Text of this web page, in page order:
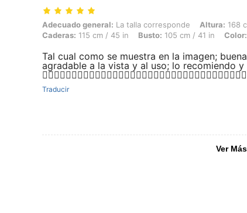
Adecuado general: La talla corresponde, Altura: 168 cm / 66
Adecuado general: La talla corresponde Altura: 168
Caderas: 115 cm / 45 in Busto: 105 cm / 41 in Color:
Tal cual como se muestra en la imagen;
agradable a la vista y al uso; lo recomiendo y
Traducir
Ver